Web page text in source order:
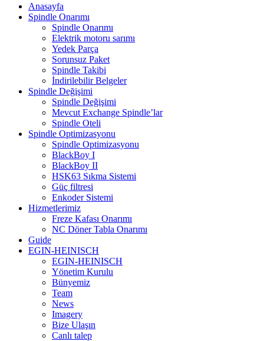
Anasayfa
Spindle Onarımı
Spindle Onarımı
Elektrik motoru sarımı
Yedek Parça
Sorunsuz Paket
Spindle Takibi
İndirilebilir Belgeler
Spindle Değişimi
Spindle Değişimi
Mevcut Exchange Spindle’lar
Spindle Oteli
Spindle Optimizasyonu
Spindle Optimizasyonu
BlackBoy I
BlackBoy II
HSK63 Sıkma Sistemi
Güç filtresi
Enkoder Sistemi
Hizmetlerimiz
Freze Kafası Onarımı
NC Döner Tabla Onarımı
Guide
EGIN-HEINISCH
EGIN-HEINISCH
Yönetim Kurulu
Bünyemiz
Team
News
Imagery
Bize Ulaşın
Canlı talep